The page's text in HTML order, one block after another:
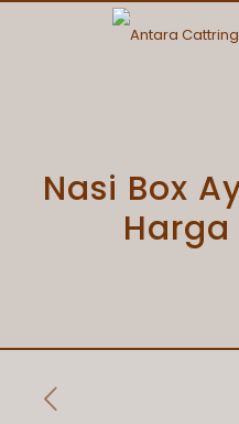
Nasi Box